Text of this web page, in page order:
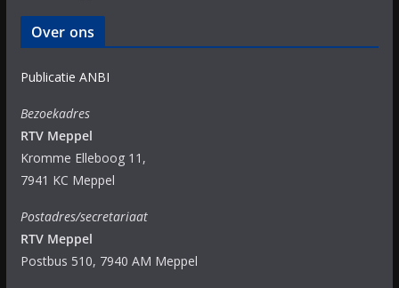
Over ons
Publicatie ANBI
Bezoekadres
RTV Meppel
Kromme Elleboog 11,
7941 KC Meppel
Postadres/secretariaat
RTV Meppel
Postbus 510, 7940 AM Meppel